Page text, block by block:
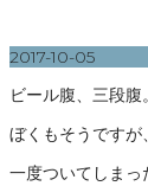
2017-10-05
ビール腹、三段腹。
ぼくもそうですが
一度ついてしまっ